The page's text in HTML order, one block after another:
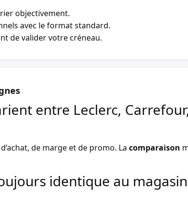
objectivement.
avec le format standard.
de valider votre créneau.
entre Leclerc,
de marge et de promo. La comparaison
identique au